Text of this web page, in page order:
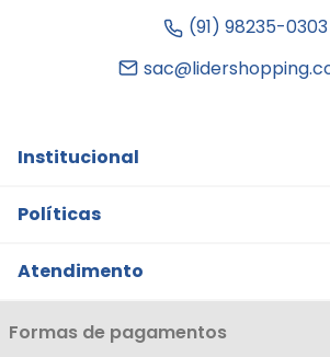
(91) 98235-0303
Institucional
Quem somos
Notícias
Cartão Líderzan
Políticas
Trocas e Devoluções
Política de Privacidade
Política de Entrega
Atendimento
Minha Conta
Formas de pagamentos